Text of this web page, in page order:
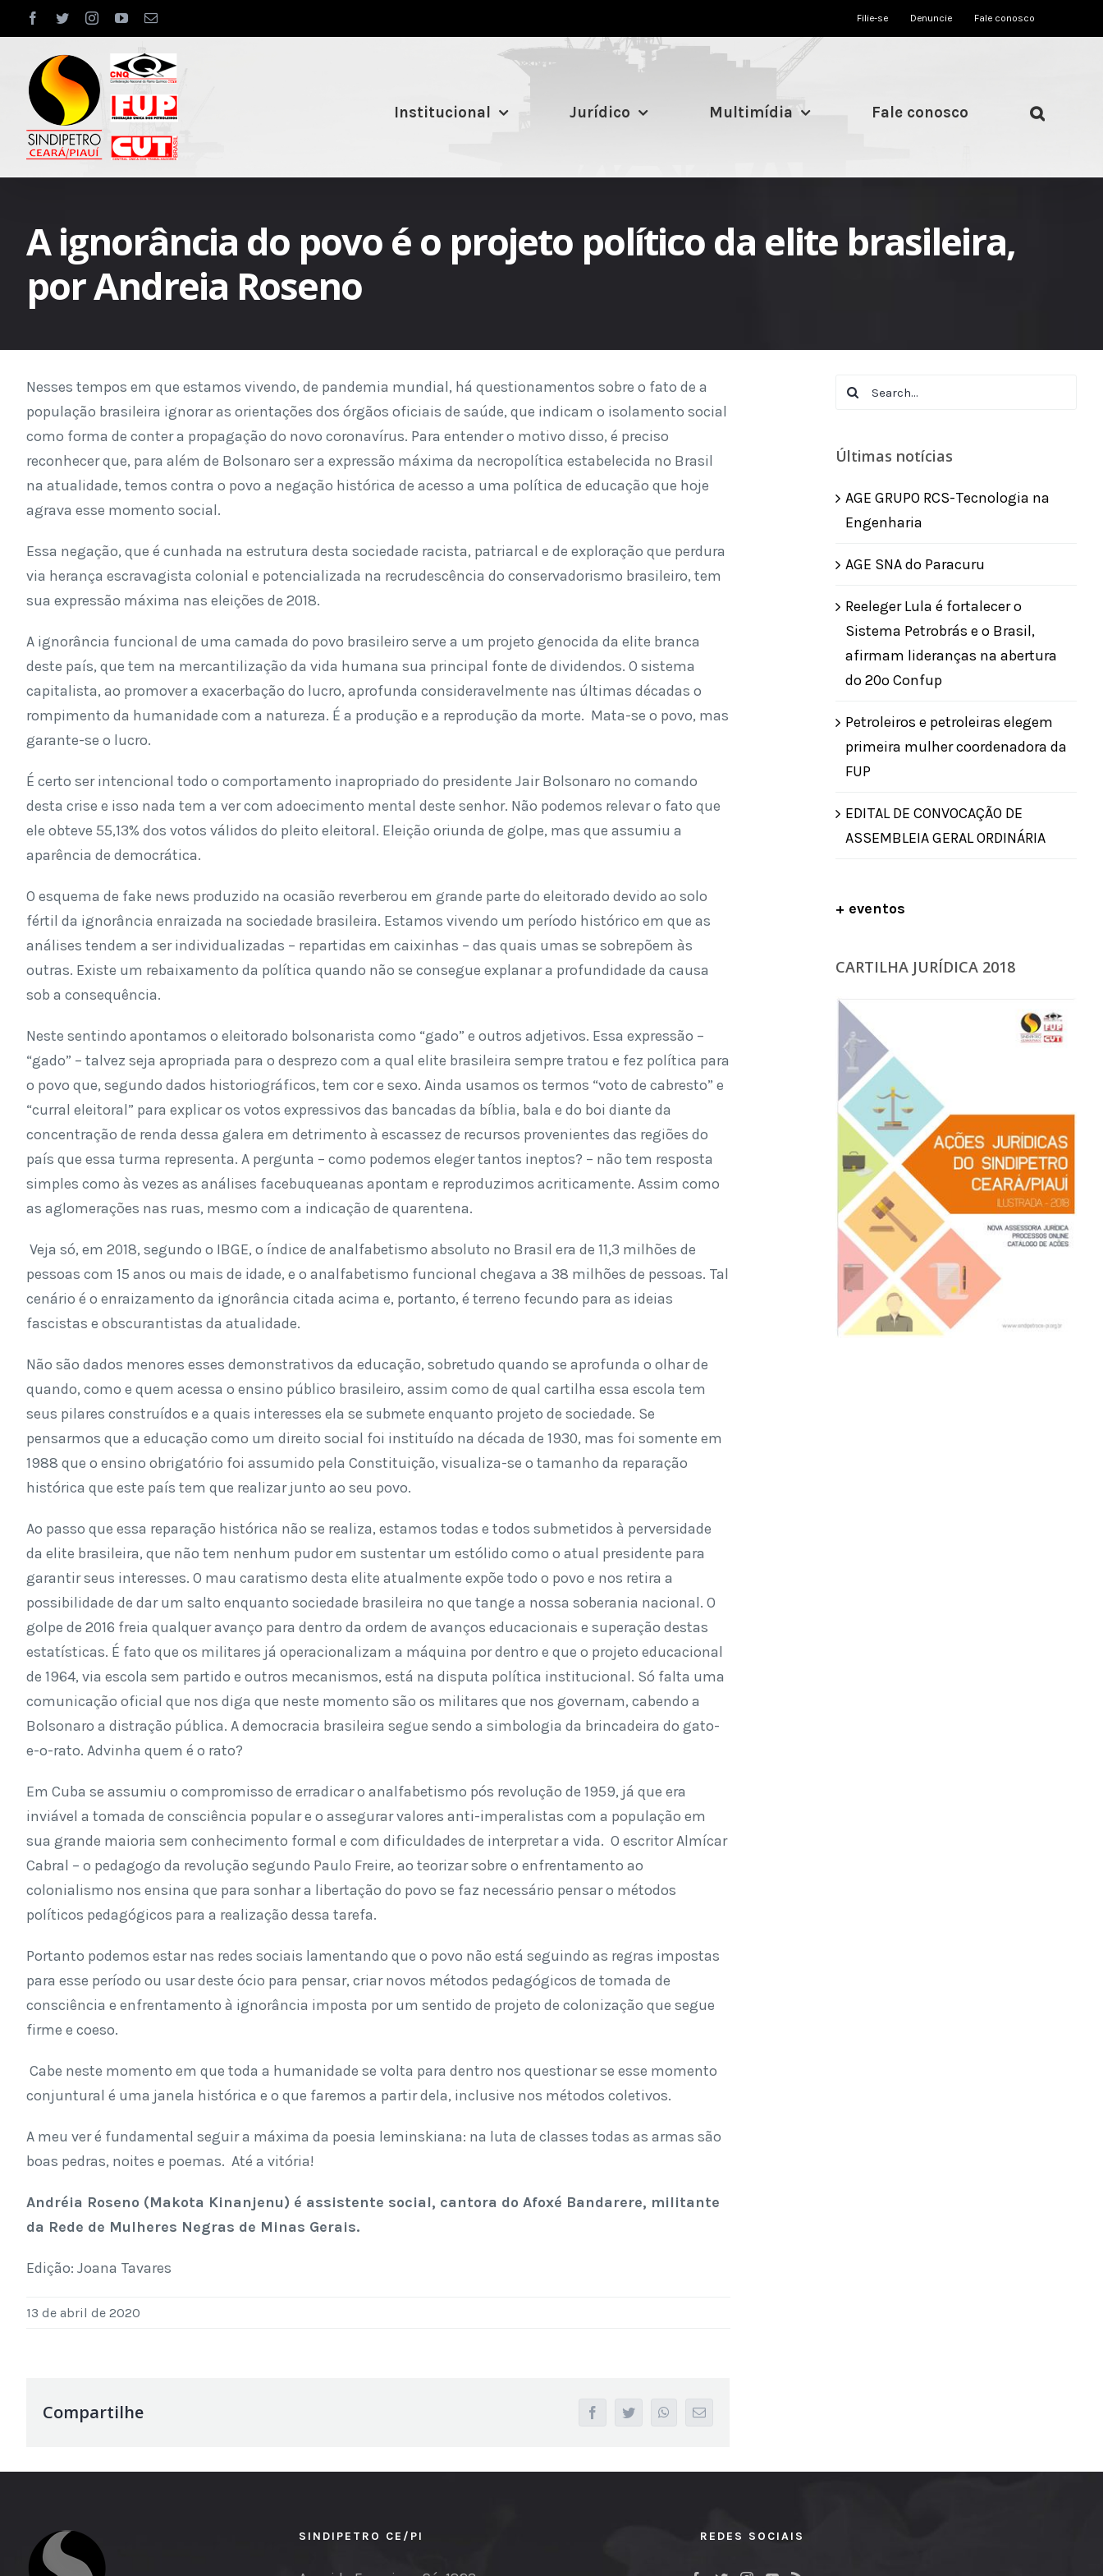
to
content
facebook
twitterinstagram
youtubeEmail Filie-se Denuncie Fale conosco
Institucional Jurídico Multimídia Fale conosco
A ignorância do povo é o projeto político da elite brasileira,
por Andreia Roseno
Nesses tempos em que estamos vivendo, de pandemia mundial, há questionamentos sobre o fato de a
população brasileira ignorar as orientações dos órgãos oficiais de saúde, que indicam o isolamento social
como forma de conter a propagação do novo coronavírus. Para entender o motivo disso, é preciso
reconhecer que, para além de Bolsonaro ser a expressão máxima da necropolítica estabelecida no Brasil
na atualidade, temos contra o povo a negação histórica de acesso a uma política de educação que hoje
agrava esse momento social.
Essa negação, que é cunhada na estrutura desta sociedade racista, patriarcal e de exploração que perdura
via herança escravagista colonial e potencializada na recrudescência do conservadorismo brasileiro, tem
sua expressão máxima nas eleições de 2018.
A ignorância funcional de uma camada do povo brasileiro serve a um projeto genocida da elite branca
deste país, que tem na mercantilização da vida humana sua principal fonte de dividendos. O sistema
capitalista, ao promover a exacerbação do lucro, aprofunda consideravelmente nas últimas décadas o
rompimento da humanidade com a natureza. É a produção e a reprodução da morte. Mata-se o povo, mas
garante-se o lucro.
É certo ser intencional todo o comportamento inapropriado do presidente Jair Bolsonaro no comando
desta crise e isso nada tem a ver com adoecimento mental deste senhor. Não podemos relevar o fato que
ele obteve 55,13% dos votos válidos do pleito eleitoral. Eleição oriunda de golpe, mas que assumiu a
aparência de democrática.
O esquema de fake news produzido na ocasião reverberou em grande parte do eleitorado devido ao solo
fértil da ignorância enraizada na sociedade brasileira. Estamos vivendo um período histórico em que as
análises tendem a ser individualizadas – repartidas em caixinhas – das quais umas se sobrepõem às
outras. Existe um rebaixamento da política quando não se consegue explanar a profundidade da causa
sob a consequência.
Neste sentindo apontamos o eleitorado bolsonarista como “gado” e outros adjetivos. Essa expressão –
“gado” – talvez seja apropriada para o desprezo com a qual elite brasileira sempre tratou e fez política para
o povo que, segundo dados historiográficos, tem cor e sexo. Ainda usamos os termos “voto de cabresto” e
“curral eleitoral” para explicar os votos expressivos das bancadas da bíblia, bala e do boi diante da
concentração de renda dessa galera em detrimento à escassez de recursos provenientes das regiões do
país que essa turma representa. A pergunta – como podemos eleger tantos ineptos? – não tem resposta
simples como às vezes as análises facebuqueanas apontam e reproduzimos acriticamente. Assim como
as aglomerações nas ruas, mesmo com a indicação de quarentena.
Veja só, em 2018, segundo o IBGE, o índice de analfabetismo absoluto no Brasil era de 11,3 milhões de
pessoas com 15 anos ou mais de idade, e o analfabetismo funcional chegava a 38 milhões de pessoas. Tal
cenário é o enraizamento da ignorância citada acima e, portanto, é terreno fecundo para as ideias
fascistas e obscurantistas da atualidade.
Não são dados menores esses demonstrativos da educação, sobretudo quando se aprofunda o olhar de
quando, como e quem acessa o ensino público brasileiro, assim como de qual cartilha essa escola tem
seus pilares construídos e a quais interesses ela se submete enquanto projeto de sociedade. Se
pensarmos que a educação como um direito social foi instituído na década de 1930, mas foi somente em
1988 que o ensino obrigatório foi assumido pela Constituição, visualiza-se o tamanho da reparação
histórica que este país tem que realizar junto ao seu povo.
Ao passo que essa reparação histórica não se realiza, estamos todas e todos submetidos à perversidade
da elite brasileira, que não tem nenhum pudor em sustentar um estólido como o atual presidente para
garantir seus interesses. O mau caratismo desta elite atualmente expõe todo o povo e nos retira a
possibilidade de dar um salto enquanto sociedade brasileira no que tange a nossa soberania nacional. O
golpe de 2016 freia qualquer avanço para dentro da ordem de avanços educacionais e superação destas
estatísticas. É fato que os militares já operacionalizam a máquina por dentro e que o projeto educacional
de 1964, via escola sem partido e outros mecanismos, está na disputa política institucional. Só falta uma
comunicação oficial que nos diga que neste momento são os militares que nos governam, cabendo a
Bolsonaro a distração pública. A democracia brasileira segue sendo a simbologia da brincadeira do gato-
e-o-rato. Advinha quem é o rato?
Em Cuba se assumiu o compromisso de erradicar o analfabetismo pós revolução de 1959, já que era
inviável a tomada de consciência popular e o assegurar valores anti-imperalistas com a população em
sua grande maioria sem conhecimento formal e com dificuldades de interpretar a vida. O escritor Almícar
Cabral – o pedagogo da revolução segundo Paulo Freire, ao teorizar sobre o enfrentamento ao
colonialismo nos ensina que para sonhar a libertação do povo se faz necessário pensar o métodos
políticos pedagógicos para a realização dessa tarefa.
Portanto podemos estar nas redes sociais lamentando que o povo não está seguindo as regras impostas
para esse período ou usar deste ócio para pensar, criar novos métodos pedagógicos de tomada de
consciência e enfrentamento à ignorância imposta por um sentido de projeto de colonização que segue
firme e coeso.
Cabe neste momento em que toda a humanidade se volta para dentro nos questionar se esse momento
conjuntural é uma janela histórica e o que faremos a partir dela, inclusive nos métodos coletivos.
A meu ver é fundamental seguir a máxima da poesia leminskiana: na luta de classes todas as armas são
boas pedras, noites e poemas. Até a vitória!
Andréia Roseno (Makota Kinanjenu) é assistente social, cantora do Afoxé Bandarere, militante
da Rede de Mulheres Negras de Minas Gerais.
Edição: Joana Tavares
13 de abril de 2020
Compartilhe facebooktwitter whatsappEmail
Search
Últimas notícias
AGE GRUPO RCS-Tecnologia na
Engenharia
AGE SNA do Paracuru
Reeleger Lula é fortalecer o
Sistema Petrobrás e o Brasil,
afirmam lideranças na abertura
do 20º Confup
Petroleiros e petroleiras elegem
primeira mulher coordenadora da
FUP
EDITAL DE CONVOCAÇÃO DE
ASSEMBLEIA GERAL ORDINÁRIA
+ eventos
CARTILHA JURÍDICA 2018
SINDIPETRO CE/PI REDES SOCIAIS